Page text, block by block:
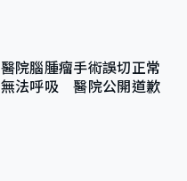
院腦腫瘤手術誤切正常
法呼吸 醫院公開道歉